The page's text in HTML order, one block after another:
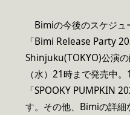
Bimiの今後のスケジュ
「Bimi Release Party
Shinjuku(TOKYO)公演
（水）21時まで発売中
「SPOOKY PUMPKIN
す。その他、Bimiの詳細